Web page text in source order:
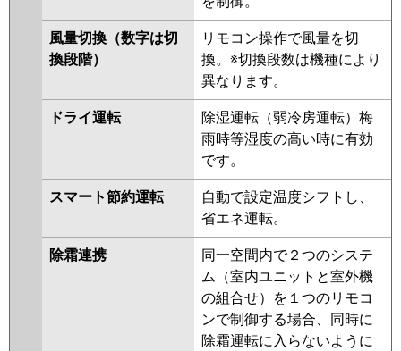
ERMP160LL3 PKZT-ERMP160L3
PKZT-HRMP160LL2 PKZT-
HRMP160L2 PKZT-ERMP160LL2
PKZT-ERMP160L2
HRMP160KLZ PKZT-HRMP160KZ
PKZT-ERMP160KLZ PKZT-
ERMP160KZ
PKZT-HRMP160KY
ERMP160KLY PKZT-ERMP160KY
PKZT-HRMP160KLV
HRMP160KV PKZT-ERMP160KLW
PKZT-ERMP160KW PKZT-
ERMP160KLV PKZT-ERMP160KV
PKZT-ERMP160KR PKZT-
ERMP160KLR
風量切換（数字は切
換段階）
リモコン操作で風量を切
換。※切換段数は機種により
異なります。
ドライ運転
除湿運転（弱冷房運転）梅
雨時等湿度の高い時に有効
です。
スマート節約運転
自動で設定温度シフトし、
省エネ運転。
除霜連携
同一空間内で２つのシステ
ム（室内ユニットと室外機
の組合せ）を１つのリモコ
ンで制御する場合、同時に
除霜運転に入らないように